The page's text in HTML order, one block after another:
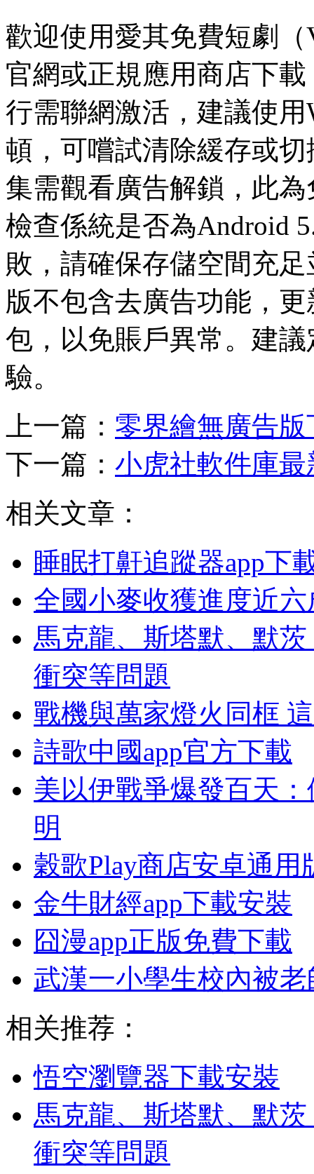
歡迎使用愛其免費短劇
官網或正規應用商店下
行需聯網激活，建議使
頓，可嚐試清除緩存或
集需觀看廣告解鎖，此
檢查係統是否為Android
敗，請確保存儲空間充
版不包含去廣告功能，
包，以免賬戶異常。建
驗。
上一篇： 零界繪無廣告版
下一篇： 小虎社軟件庫
相关文章：
睡眠打鼾追蹤器app下
全國小麥收獲進度近六
馬克龍、斯塔默、默
衝突等問題
戰機與萬家燈火同框
詩歌中國app官方下載
美以伊戰爭爆發百天
明
穀歌Play商店安卓通用
金牛財經app下載安裝
囧漫app正版免費下載
武漢一小學生校內被
相关推荐：
悟空瀏覽器下載安裝
馬克龍、斯塔默、默
衝突等問題